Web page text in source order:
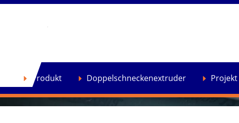
Produkt Doppelschneckenextruder Projekt